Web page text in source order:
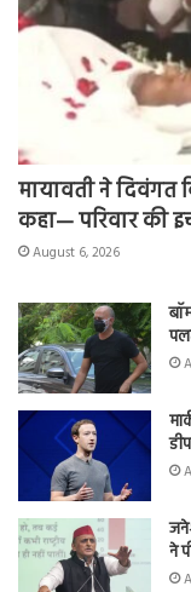
मायावती ने दिवंगत
कहा— परिवार की
August 6, 2026
ने